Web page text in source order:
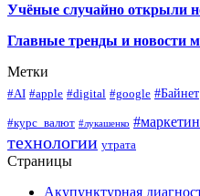
Учёные случайно открыли
Главные тренды и новости
Метки
#AI #apple #digital #google #Байнет
#курс_валют #лукашенко
технологии утрата
Страницы
Акупунктурная